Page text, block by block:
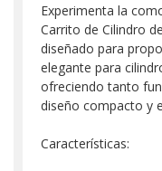
Experimenta la
Carrito de Cilindro
diseñado para
elegante para
ofreciendo tanto
diseño compacto y
Características: